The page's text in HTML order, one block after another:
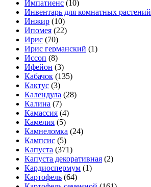
Импатиенс (10)
Инвентарь для комнатных растений
Инжир (10)
Ипомея (22)
Ирис (70)
Ирис германский (1)
Иссоп (8)
Ифейон (3)
Кабачок (135)
Кактус (3)
Календула (28)
Калина (7)
Камассия (4)
Камелия (5)
Камнеломка (24)
Кампсис (5)
Капуста (371)
Капуста декоративная (2)
Кардиоспермум (1)
Картофель (64)